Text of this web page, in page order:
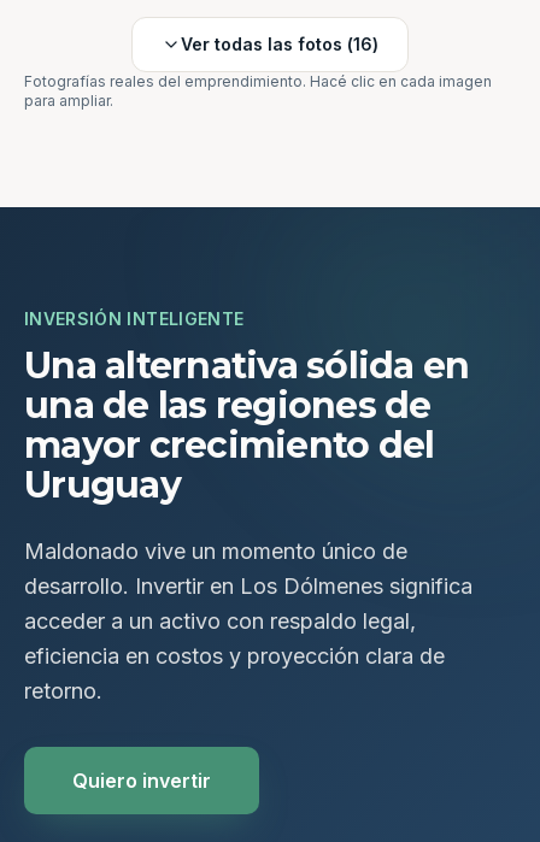
Ver todas las fotos (16)
Fotografías reales del emprendimiento. Hacé clic en cada imagen
para ampliar.
INVERSIÓN INTELIGENTE
Una alternativa sólida en
una de las regiones de
mayor crecimiento del
Uruguay
Maldonado vive un momento único de
desarrollo. Invertir en Los Dólmenes significa
acceder a un activo con respaldo legal,
eficiencia en costos y proyección clara de
retorno.
Quiero invertir